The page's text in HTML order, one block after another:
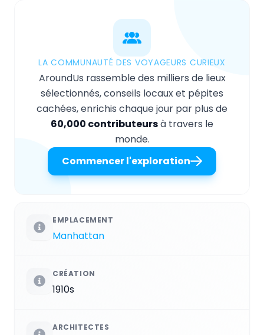
LA COMMUNAUTÉ DES VOYAGEURS CURIEUX
AroundUs rassemble des milliers de lieux
sélectionnés, conseils locaux et pépites
cachées, enrichis chaque jour par plus de
60,000 contributeursà travers le
monde.
Commencer l'exploration
EMPLACEMENT
Manhattan
CRÉATION
1910s
ARCHITECTES